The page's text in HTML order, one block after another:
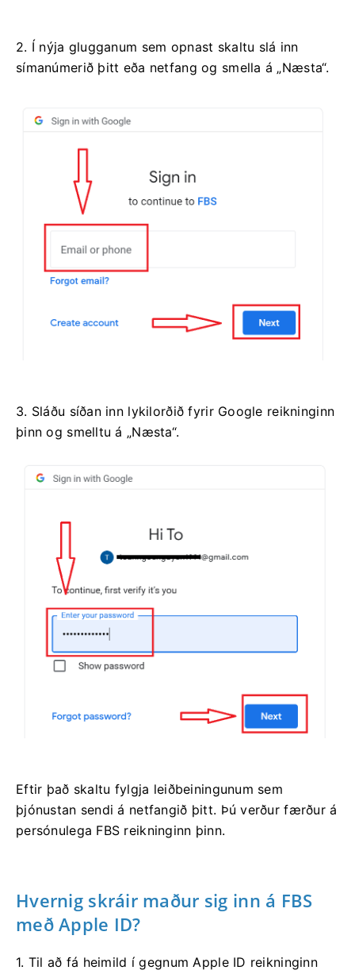
2. Í nýja glugganum sem opnast skaltu slá inn
símanúmerið þitt eða netfang og smella á „Næsta“.
3. Sláðu síðan inn lykilorðið fyrir Google reikninginn
þinn og smelltu á „Næsta“.
Eftir það skaltu fylgja leiðbeiningunum sem
þjónustan sendi á netfangið þitt. Þú verður færður á
persónulega FBS reikninginn þinn.
Hvernig skráir maður sig inn á FBS
með Apple ID?
1. Til að fá heimild í gegnum Apple ID reikninginn